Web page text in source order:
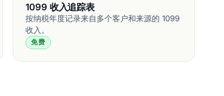
1099 收入追踪表
按纳税年度记录来自多个客户和来源的 1099
收入。
免费